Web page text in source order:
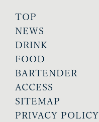
TOP
NEWS
DRINK
FOOD
BARTENDER
ACCESS
SITEMAP
PRIVACY POLICY